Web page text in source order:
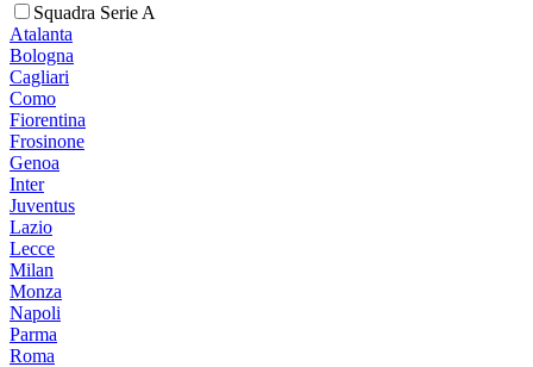
Squadra Serie A
Atalanta
Bologna
Cagliari
Como
Fiorentina
Frosinone
Genoa
Inter
Juventus
Lazio
Lecce
Milan
Monza
Napoli
Parma
Roma